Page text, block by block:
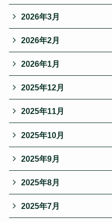
2026年3月
2026年2月
2026年1月
2025年12月
2025年11月
2025年10月
2025年9月
2025年8月
2025年7月